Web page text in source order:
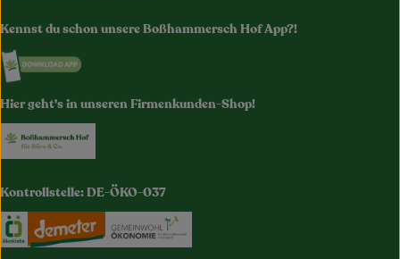
Kennst du schon unsere Boßhammersch Hof App?!
Externer Link zu https://www.bosshammersch-
Hier geht's in unseren Firmenkunden-Shop!
Kontrollstelle: DE-ÖKO-037
Externer Link zu https://www.oekokiste.de/
Externer Link zu https://www.demeter.de/